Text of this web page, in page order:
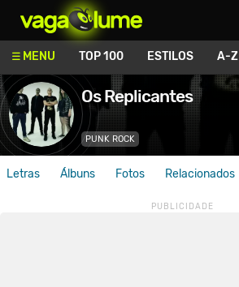
MENU TOP 100 ESTILOS A-Z
Os Replicantes
PUNK ROCK
Letras Álbuns Fotos Relacionados